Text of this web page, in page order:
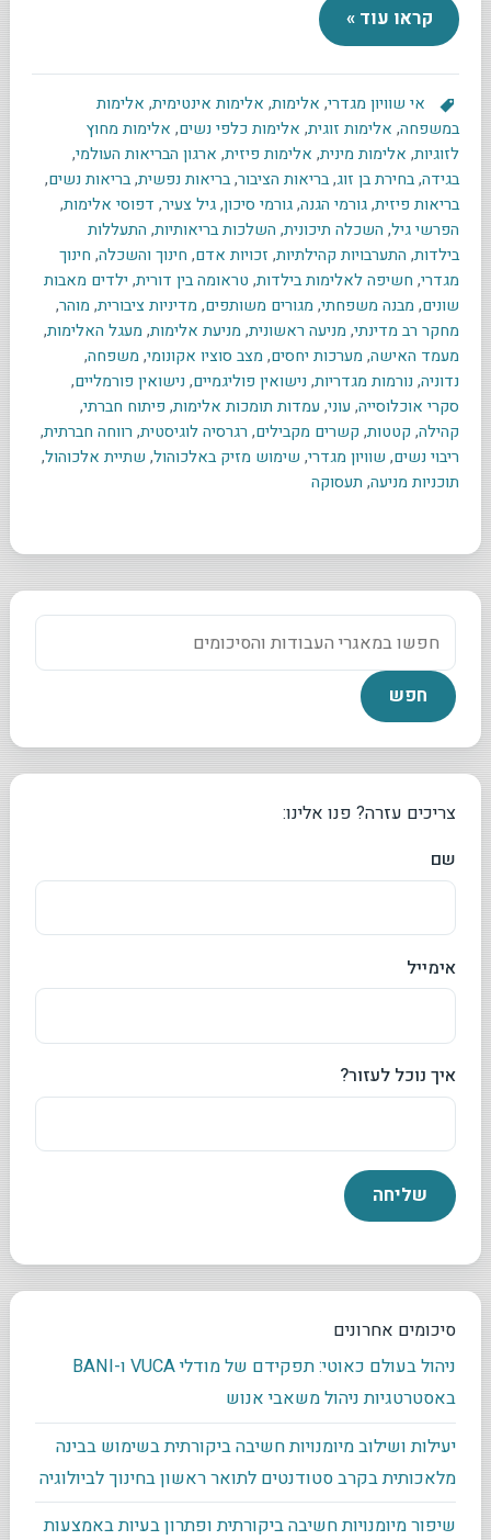
קראו עוד »
אי שוויון מגדרי, אלימות, אלימות אינטימית, אלימות
במשפחה, אלימות זוגית, אלימות כלפי נשים, אלימות מחוץ
לזוגיות, אלימות מינית, אלימות פיזית, ארגון הבריאות העולמי,
בגידה,בחירת בן זוג,בריאות הציבור,בריאות נפשית,בריאות נשים,
בריאות פיזית,גורמי הגנה,גורמי סיכון,גיל צעיר, דפוסי אלימות,
הפרשי גיל, השכלה תיכונית, השלכות בריאותיות, התעללות
בילדות, התערבויות קהילתיות, זכויות אדם, חינוך והשכלה, חינוך
מגדרי, חשיפה לאלימות בילדות, טראומה בין דורית, ילדים מאבות
שונים, מבנה משפחתי, מגורים משותפים, מדיניות ציבורית, מוהר,
מחקר רב מדינתי, מניעה ראשונית, מניעת אלימות, מעגל האלימות,
מעמד האישה, מערכות יחסים, מצב סוציו אקונומי, משפחה,
נדוניה, נורמות מגדריות, נישואין פוליגמיים, נישואין פורמליים,
סקרי אוכלוסייה, עוני, עמדות תומכות אלימות, פיתוח חברתי,
קהילה, קטטות, קשרים מקבילים, רגרסיה לוגיסטית, רווחה חברתית,
ריבוי נשים, שוויון מגדרי, שימוש מזיק באלכוהול, שתיית אלכוהול,
תוכניות מניעה, תעסוקה
צריכים עזרה? פנו אלינו:
שם
אימייל
איך נוכל לעזור?
סיכומים אחרונים
ניהול בעולם כאוטי: תפקידם של מודלי VUCA ו-BANI
באסטרטגיות ניהול משאבי אנוש
יעילות ושילוב מיומנויות חשיבה ביקורתית בשימוש בבינה
מלאכותית בקרב סטודנטים לתואר ראשון בחינוך לביולוגיה
שיפור מיומנויות חשיבה ביקורתית ופתרון בעיות באמצעות